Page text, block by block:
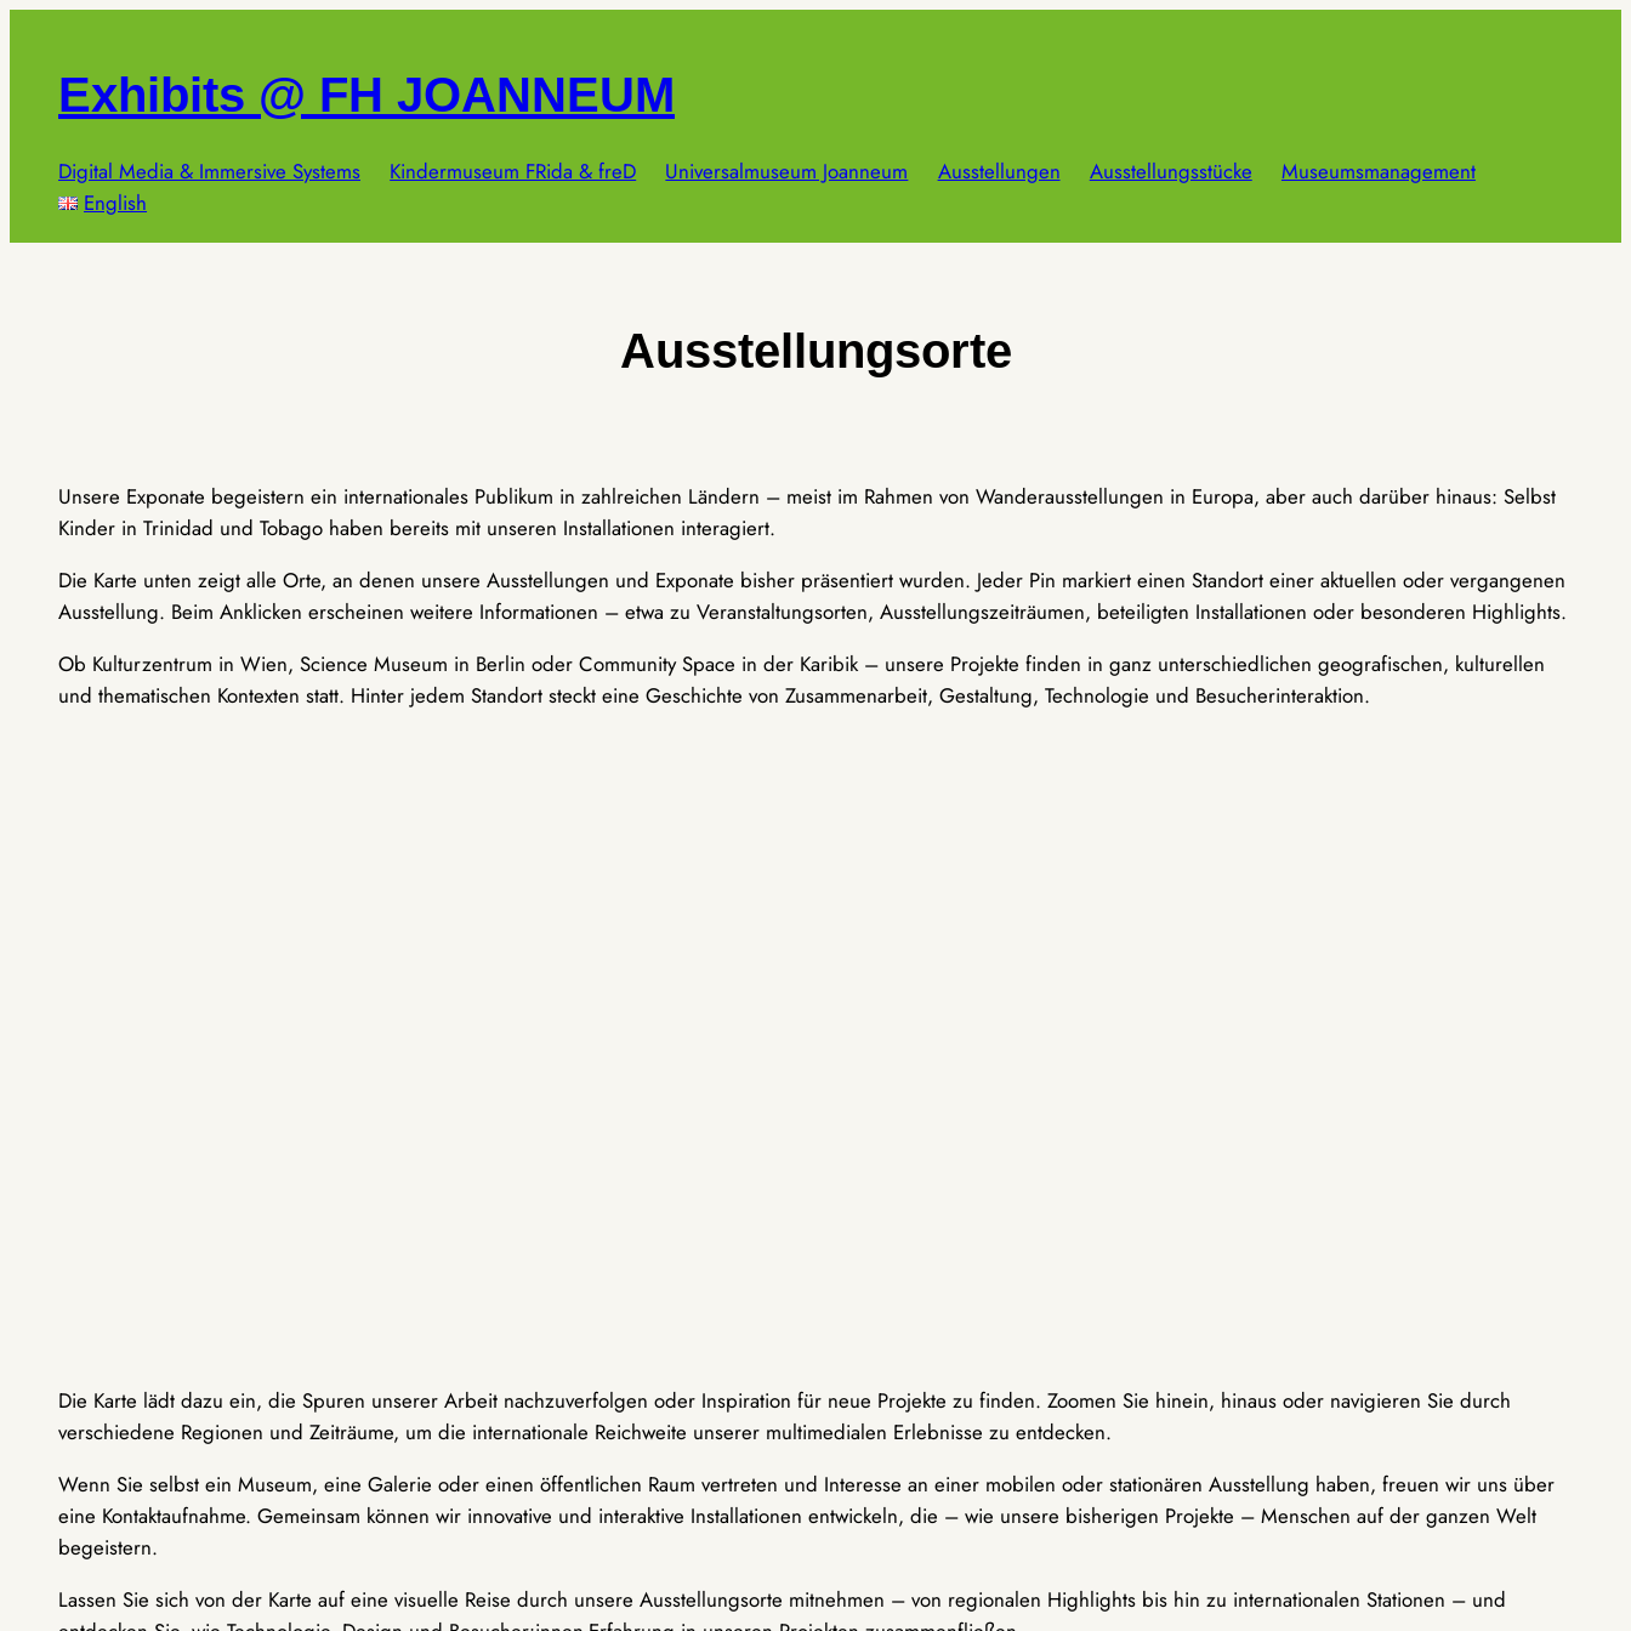
springenExhibits @ FH JOANNEUM
Digital Media & Immersive Systems Kindermuseum FRida & freD Universalmuseum Joanneum Ausstellungen Ausstellungsstücke
Museumsmanagement
English
Ausstellungsorte
Unsere Exponate begeistern ein internationales Publikum in zahlreichen Ländern – meist im Rahmen von Wanderausstellungen in Europa, aber auch darüber hinaus: Selbst
Kinder in Trinidad und Tobago haben bereits mit unseren Installationen interagiert.
Die Karte unten zeigt alle Orte, an denen unsere Ausstellungen und Exponate bisher präsentiert wurden. Jeder Pin markiert einen Standort einer aktuellen oder vergangenen
Ausstellung. Beim Anklicken erscheinen weitere Informationen – etwa zu Veranstaltungsorten, Ausstellungszeiträumen, beteiligten Installationen oder besonderen Highlights.
Ob Kulturzentrum in Wien, Science Museum in Berlin oder Community Space in der Karibik – unsere Projekte finden in ganz unterschiedlichen geografischen, kulturellen
und thematischen Kontexten statt. Hinter jedem Standort steckt eine Geschichte von Zusammenarbeit, Gestaltung, Technologie und Besucherinteraktion.
Die Karte lädt dazu ein, die Spuren unserer Arbeit nachzuverfolgen oder Inspiration für neue Projekte zu finden. Zoomen Sie hinein, hinaus oder navigieren Sie durch
verschiedene Regionen und Zeiträume, um die internationale Reichweite unserer multimedialen Erlebnisse zu entdecken.
Wenn Sie selbst ein Museum, eine Galerie oder einen öffentlichen Raum vertreten und Interesse an einer mobilen oder stationären Ausstellung haben, freuen wir uns über
eine Kontaktaufnahme. Gemeinsam können wir innovative und interaktive Installationen entwickeln, die – wie unsere bisherigen Projekte – Menschen auf der ganzen Welt
begeistern.
Lassen Sie sich von der Karte auf eine visuelle Reise durch unsere Ausstellungsorte mitnehmen – von regionalen Highlights bis hin zu internationalen Stationen – und